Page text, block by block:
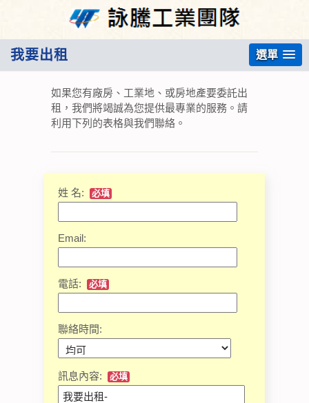
我要出租 選單
如果您有廠房、工業地、或房地產要委託出
租，我們將竭誠為您提供最專業的服務。請
利用下列的表格與我們聯絡。
姓 名: 必填
Email:
電話: 必填
聯絡時間:
訊息內容: 必填